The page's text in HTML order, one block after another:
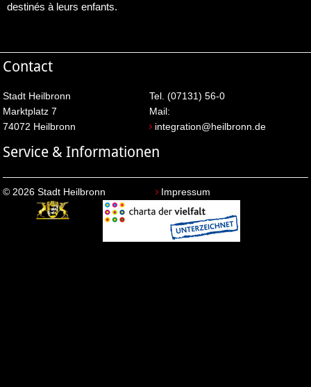
destinés à leurs enfants.
Contact
Stadt Heilbronn
Marktplatz 7
74072 Heilbronn
Tel. (07131) 56-0
Mail:
integration@heilbronn.de
Service & Informationen
© 2026 Stadt Heilbronn Impressum